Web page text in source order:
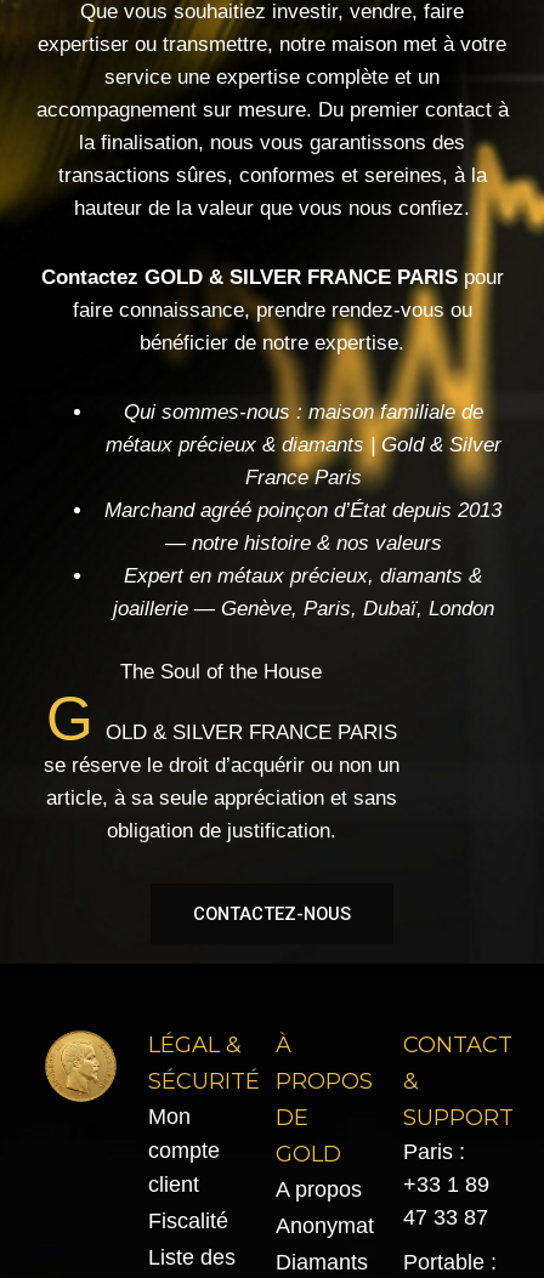
Que vous souhaitiez investir, vendre, faire
expertiser ou transmettre, notre maison met à votre
service une expertise complète et un
accompagnement sur mesure. Du premier contact à
la finalisation, nous vous garantissons des
transactions sûres, conformes et sereines, à la
hauteur de la valeur que vous nous confiez.
Contactez GOLD & SILVER FRANCE PARISpour
faire connaissance, prendre rendez-vous ou
bénéficier de notre expertise.
Qui sommes-nous : maison familiale de
métaux précieux & diamants | Gold & Silver
France Paris
Marchand agréé poinçon d’État depuis 2013
— notre histoire & nos valeurs
Expert en métaux précieux, diamants &
joaillerie — Genève, Paris, Dubaï, London
The Soul of the House
G
OLD & SILVER FRANCE PARIS
se réserve le droit d’acquérir ou non un
article, à sa seule appréciation et sans
obligation de justification.
CONTACTEZ-NOUS
LÉGAL &
SÉCURITÉ
Mon
compte
client
Fiscalité
Liste des
À
PROPOS
DE
GOLD
A propos
Anonymat
Diamants
CONTACT
&
SUPPORT
Paris :
+33 1 89
47 33 87
Portable :